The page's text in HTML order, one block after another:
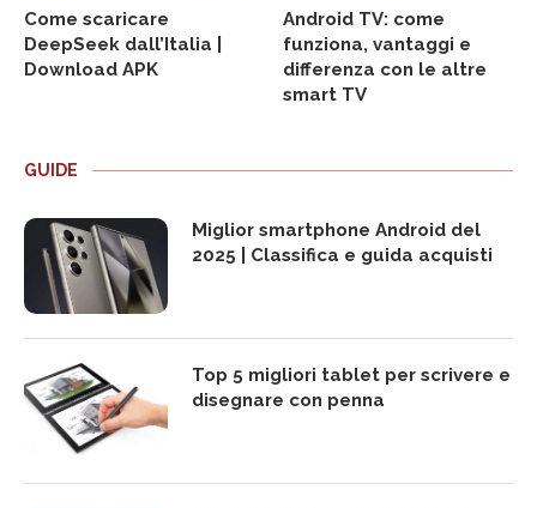
Come scaricare
DeepSeek dall’Italia |
Download APK
Android TV: come
funziona, vantaggi e
differenza con le altre
smart TV
GUIDE
Miglior smartphone Android del
2025 | Classifica e guida acquisti
Top 5 migliori tablet per scrivere e
disegnare con penna